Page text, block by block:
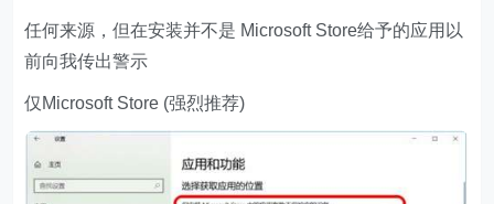
任何来源，但在安装并不是 Microsoft Store给予的应用以
前向我传出警示
仅Microsoft Store (强烈推荐)